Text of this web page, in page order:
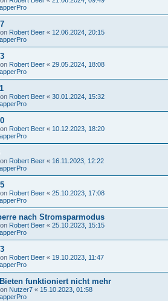
Robert Beer « 12.06.2024, 20:15
Robert Beer « 29.05.2024, 18:08
Robert Beer « 30.01.2024, 15:32
Robert Beer « 10.12.2023, 18:20
Robert Beer « 16.11.2023, 12:22
Robert Beer « 25.10.2023, 17:08
nach Stromsparmodus
Robert Beer « 25.10.2023, 15:15
Robert Beer « 19.10.2023, 11:47
funktioniert nicht mehr
Nutzer7 « 15.10.2023, 01:58